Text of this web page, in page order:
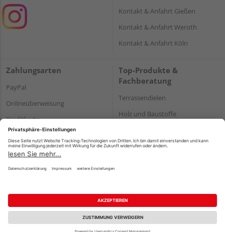
Kontakt & Anfahrt Gießen
Kontakt & Anfahrt Weroth
Kontakt & Anfahrt Köln
Zahlungsarten
PayPal
Onlineüberweisung
Kreditkarte
Rechnung*
*Bonität vorausgesetzt
Top-Produkte &
Fachberatung
Terrassendielen
Holz und Baustoffe
Impressum Datenschutz AGB
Barrierefreiheitserklärung
Vertrag widerrufen